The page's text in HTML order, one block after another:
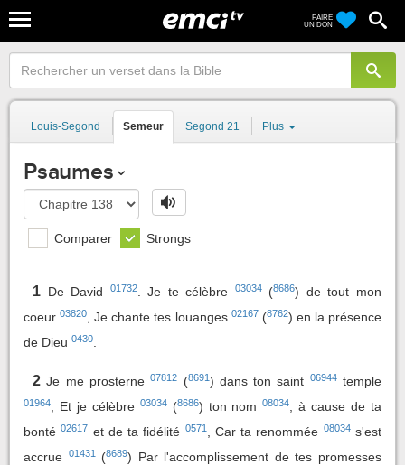
FAIRE
UN DON
Louis-Segond Semeur Segond 21 Plus
Psaumes
Comparer Strongs
1 De David 01732. Je te célèbre 03034(8686) de tout mon
coeur03820 , Je chante tes louanges 02167 (8762) en la présence
de Dieu 0430
2 Je me prosterne07812 (8691) dans ton saint 06944temple
01964 , Et je célèbre 03034(8686) ton nom08034
, à cause de ta
bonté02617 et de ta fidélité 0571, Car ta renommée 08034s'est
accrue 01431(8689) Par l'accomplissement de tes promesses